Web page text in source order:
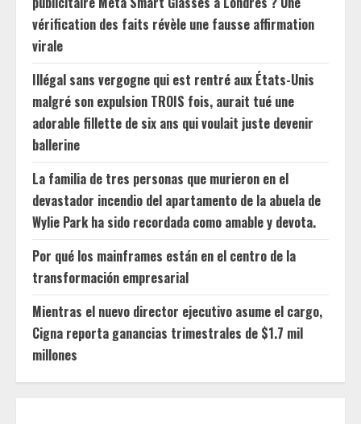
vérification des faits révèle une fausse affirmation
virale
Illégal sans vergogne qui est rentré aux États-Unis
malgré son expulsion TROIS fois, aurait tué une
adorable fillette de six ans qui voulait juste devenir
ballerine
La familia de tres personas que murieron en el
devastador incendio del apartamento de la abuela de
Wylie Park ha sido recordada como amable y devota.
Por qué los mainframes están en el centro de la
transformación empresarial
Mientras el nuevo director ejecutivo asume el cargo,
Cigna reporta ganancias trimestrales de $1.7 mil
millones